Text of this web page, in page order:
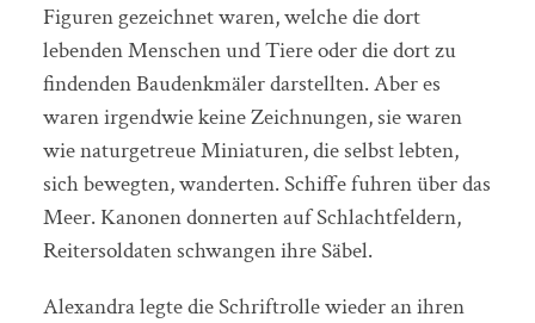
Figuren gezeichnet waren, welche die dort
lebenden Menschen und Tiere oder die dort zu
findenden Baudenkmäler darstellten. Aber es
waren irgendwie keine Zeichnungen, sie waren
wie naturgetreue Miniaturen, die selbst lebten,
sich bewegten, wanderten. Schiffe fuhren über das
Meer. Kanonen donnerten auf Schlachtfeldern,
Reitersoldaten schwangen ihre Säbel.
Alexandra legte die Schriftrolle wieder an ihren